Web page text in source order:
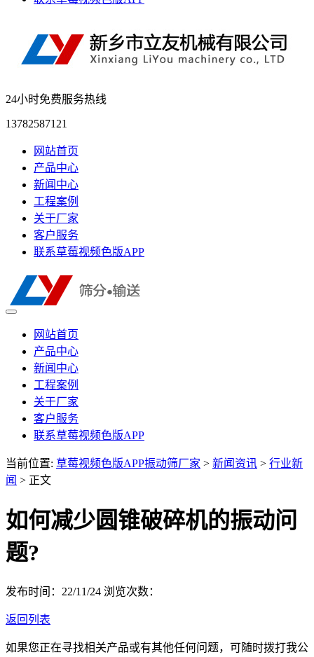
24小时免费服务热线
13782587121
网站首页
产品中心
新闻中心
工程案例
关于厂家
客户服务
联系草莓视频色版APP
网站首页
产品中心
新闻中心
工程案例
关于厂家
客户服务
联系草莓视频色版APP
当前位置: 草莓视频色版APP振动筛厂家 > 新闻资讯 > 行业新
闻 > 正文
如何减少圆锥破碎机的振动问
题?
发布时间：22/11/24 浏览次数：
返回列表
如果您正在寻找相关产品或有其他任何问题，可随时拨打我公